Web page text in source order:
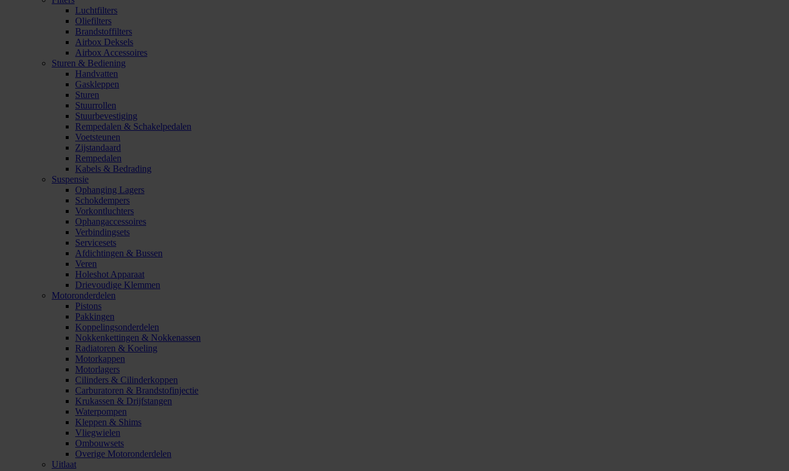
Luchtfilters
Oliefilters
Brandstoffilters
Airbox Deksels
Airbox Accessoires
Sturen & Bediening
Handvatten
Gaskleppen
Sturen
Stuurrollen
Stuurbevestiging
Rempedalen & Schakelpedalen
Voetsteunen
Zijstandaard
Rempedalen
Kabels & Bedrading
Suspensie
Ophanging Lagers
Schokdempers
Vorkontluchters
Ophangaccessoires
Verbindingsets
Servicesets
Afdichtingen & Bussen
Veren
Holeshot Apparaat
Drievoudige Klemmen
Motoronderdelen
Pistons
Pakkingen
Koppelingsonderdelen
Nokkenkettingen & Nokkenassen
Radiatoren & Koeling
Motorkappen
Motorlagers
Cilinders & Cilinderkoppen
Carburatoren & Brandstofinjectie
Krukassen & Drijfstangen
Waterpompen
Kleppen & Shims
Vliegwielen
Ombouwsets
Overige Motoronderdelen
Uitlaat